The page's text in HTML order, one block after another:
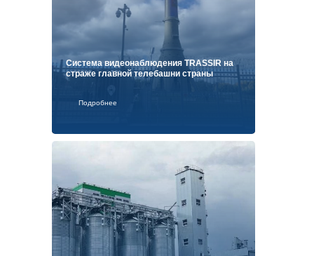
Система видеонаблюдения TRASSIR на
страже главной телебашни страны
Подробнее